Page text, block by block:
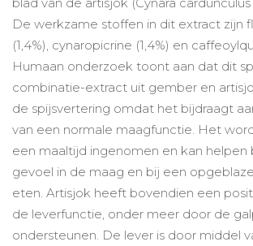
De werkzame stoffen in dit extract zijn
(1,4%), cynaropicrine (1,4%) en
Humaan onderzoek toont aan dat dit
combinatie-extract uit gember en
de spijsvertering omdat het bijdraagt
van een normale maagfunctie. Het
een maaltijd ingenomen en kan helpen
gevoel in de maag en bij een
eten. Artisjok heeft bovendien een
de leverfunctie, onder meer door de
ondersteunen. De lever is door middel